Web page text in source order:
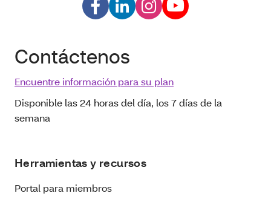
Contáctenos
Encuentre información para su plan
Disponible las 24 horas del día, los 7 días de la
semana
Herramientas y recursos
Portal para miembros